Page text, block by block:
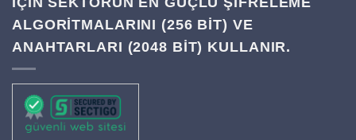
ALGORITMALARINI (256 BIT) VE
ANAHTARLARI (2048 BIT) KULLANIR.